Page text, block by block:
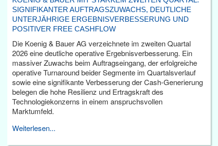
SIGNIFIKANTER AUFTRAGSZUWACHS, DEUTLICHE
UNTERJÄHRIGE ERGEBNISVERBESSERUNG UND
POSITIVER FREE CASHFLOW
Die Koenig & Bauer AG verzeichnete im zweiten Quartal
2026 eine deutliche operative Ergebnisverbesserung. Ein
massiver Zuwachs beim Auftragseingang, der erfolgreiche
operative Turnaround beider Segmente im Quartalsverlauf
sowie eine signifikante Verbesserung der Cash-Generierung
belegen die hohe Resilienz und Ertragskraft des
Technologiekonzerns in einem anspruchsvollen
Marktumfeld.
Weiterlesen...